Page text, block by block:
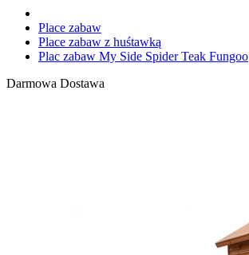
Place zabaw
Place zabaw z huśtawką
Plac zabaw My Side Spider Teak Fungoo
Darmowa Dostawa